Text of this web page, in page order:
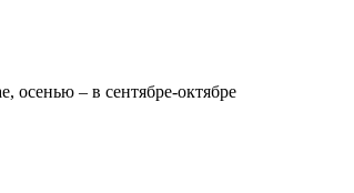
осенью – в сентябре-октябре